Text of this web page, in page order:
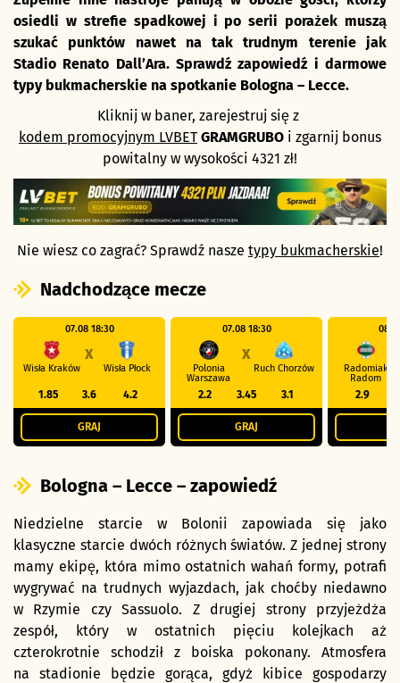
osiedli w strefie spadkowej i po serii porażek muszą
szukać punktów nawet na tak trudnym terenie jak
Stadio Renato Dall’Ara. Sprawdź zapowiedź i darmowe
typy bukmacherskie na spotkanie Bologna – Lecce.
Kliknij w baner, zarejestruj się z
kodem promocyjnym LVBET GRAMGRUBO i zgarnij bonus
powitalny w wysokości 4321 zł!
Nie wiesz co zagrać? Sprawdź nasze typy bukmacherskie!
Nadchodzące mecze
07.08 18:30
Wisła Kraków
X
Wisła Płock
1.85 3.6 4.2
GRAJ
07.08 18:30
Polonia
Warszawa
X
Ruch Chorzów
2.2 3.45 3.1
GRAJ
Radomiak
Radom
2.9
Bologna – Lecce – zapowiedź
Niedzielne starcie w Bolonii zapowiada się jako
klasyczne starcie dwóch różnych światów. Z jednej strony
mamy ekipę, która mimo ostatnich wahań formy, potrafi
wygrywać na trudnych wyjazdach, jak choćby niedawno
w Rzymie czy Sassuolo. Z drugiej strony przyjeżdża
zespół, który w ostatnich pięciu kolejkach aż
czterokrotnie schodził z boiska pokonany. Atmosfera
na stadionie będzie gorąca, gdyż kibice gospodarzy